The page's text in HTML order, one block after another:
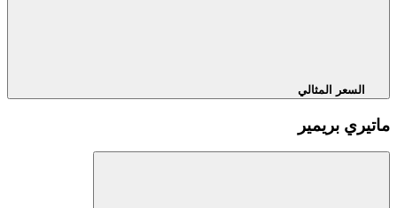
السعر المثالي
ماتيري بريمير